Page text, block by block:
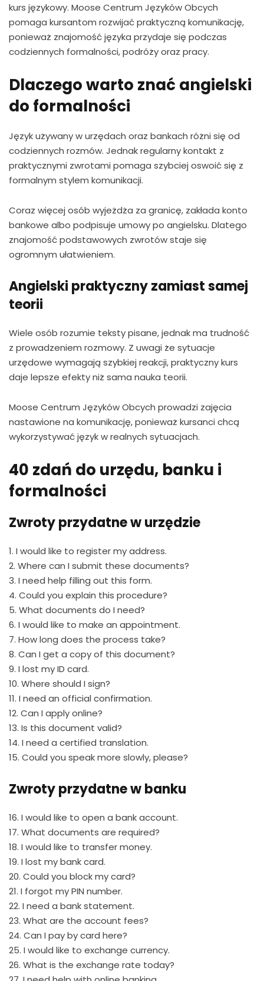
kurs językowy. Moose Centrum Języków Obcych
pomaga kursantom rozwijać praktyczną komunikację,
ponieważ znajomość języka przydaje się podczas
codziennych formalności, podróży oraz pracy.
Dlaczego warto znać angielski
do formalności
Język używany w urzędach oraz bankach różni się od
codziennych rozmów. Jednak regularny kontakt z
praktycznymi zwrotami pomaga szybciej oswoić się z
formalnym stylem komunikacji.
Coraz więcej osób wyjeżdża za granicę, zakłada konto
bankowe albo podpisuje umowy po angielsku. Dlatego
znajomość podstawowych zwrotów staje się
ogromnym ułatwieniem.
Angielski praktyczny zamiast samej
teorii
Wiele osób rozumie teksty pisane, jednak ma trudność
z prowadzeniem rozmowy. Z uwagi że sytuacje
urzędowe wymagają szybkiej reakcji, praktyczny kurs
daje lepsze efekty niż sama nauka teorii.
Moose Centrum Języków Obcych prowadzi zajęcia
nastawione na komunikację, ponieważ kursanci chcą
wykorzystywać język w realnych sytuacjach.
40 zdań do urzędu, banku i
formalności
Zwroty przydatne w urzędzie
1. I would like to register my address.
2. Where can I submit these documents?
3. I need help filling out this form.
4. Could you explain this procedure?
5. What documents do I need?
6. I would like to make an appointment.
7. How long does the process take?
8. Can I get a copy of this document?
9. I lost my ID card.
10. Where should I sign?
11. I need an official confirmation.
12. Can I apply online?
13. Is this document valid?
14. I need a certified translation.
15. Could you speak more slowly, please?
Zwroty przydatne w banku
16. I would like to open a bank account.
17. What documents are required?
18. I would like to transfer money.
19. I lost my bank card.
20. Could you block my card?
21. I forgot my PIN number.
22. I need a bank statement.
23. What are the account fees?
24. Can I pay by card here?
25. I would like to exchange currency.
26. What is the exchange rate today?